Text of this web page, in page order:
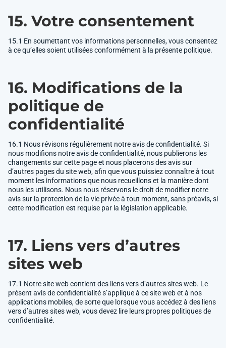
15. Votre consentement
15.1 En soumettant vos informations personnelles, vous consentez
à ce qu’elles soient utilisées conformément à la présente politique.
16. Modifications de la
politique de
confidentialité
16.1 Nous révisons régulièrement notre avis de confidentialité. Si
nous modifions notre avis de confidentialité, nous publierons les
changements sur cette page et nous placerons des avis sur
d’autres pages du site web, afin que vous puissiez connaître à tout
moment les informations que nous recueillons et la manière dont
nous les utilisons. Nous nous réservons le droit de modifier notre
avis sur la protection de la vie privée à tout moment, sans préavis, si
cette modification est requise par la législation applicable.
17. Liens vers d’autres
sites web
17.1 Notre site web contient des liens vers d’autres sites web. Le
présent avis de confidentialité s’applique à ce site web et à nos
applications mobiles, de sorte que lorsque vous accédez à des liens
vers d’autres sites web, vous devez lire leurs propres politiques de
confidentialité.